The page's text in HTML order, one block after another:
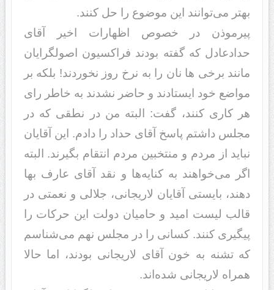
بهتر می‌توانند این موضوع را حل کنند.
پیرموذن در خصوص اظهارات اخیر آقای
حدادعادل که گفته بودند فراکسیون اصولگرایان
مانند برخی ها نان را به نرخ روز نخوردند! بلکه بر
مواضع خود ایستادند و حاضر نشدند به خاطر رای
هر کاری کنند، گفت: البته من در نطقی که در
مجلس داشتم پاسخ آقای حداد را دادم. این آقایان
نباید از مردم و منتخبین مردم انتقام بگیرند. البته
اگر می‌خواهند به کنایه‌ها و نقد آقای عارف بها
دهند، بایستی آقایان لاریجانی، جلالی و نعمتی در
قالب لیست امید و حامیان دولت این حرکات را
پیگیری کنند. کسانی را در مجلس نهم می‌شناسم
که تشنه به خون آقای لاریجانی بودند، اما حالا
همراه لاریجانی شده‌اند.